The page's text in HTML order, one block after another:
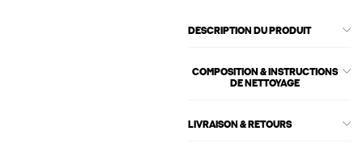
DESCRIPTION DU PRODUIT
COMPOSITION & INSTRUCTIONS
DE NETTOYAGE
LIVRAISON & RETOURS